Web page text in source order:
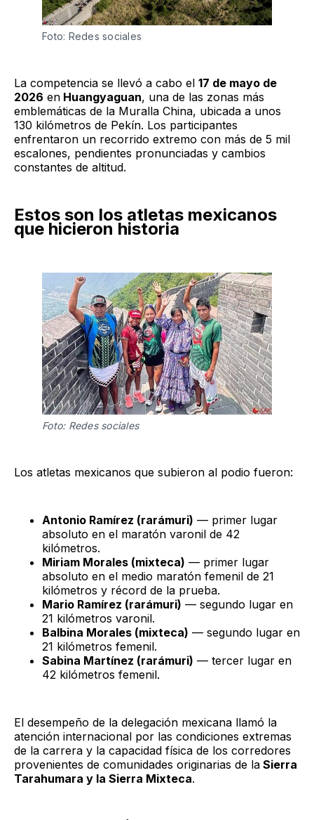
Foto: Redes sociales
La competencia se llevó a cabo el 17 de mayo de
2026 en Huangyaguan, una de las zonas más
emblemáticas de la Muralla China, ubicada a unos
130 kilómetros de Pekín. Los participantes
enfrentaron un recorrido extremo con más de 5 mil
escalones, pendientes pronunciadas y cambios
constantes de altitud.
Estos son los atletas mexicanos
que hicieron historia
Foto: Redes sociales
Los atletas mexicanos que subieron al podio fueron:
Antonio Ramírez (rarámuri) — primer lugar
absoluto en el maratón varonil de 42
kilómetros.
Miriam Morales (mixteca) — primer lugar
absoluto en el medio maratón femenil de 21
kilómetros y récord de la prueba.
Mario Ramírez (rarámuri) — segundo lugar en
21 kilómetros varonil.
Balbina Morales (mixteca) — segundo lugar en
21 kilómetros femenil.
Sabina Martínez (rarámuri) — tercer lugar en
42 kilómetros femenil.
El desempeño de la delegación mexicana llamó la
atención internacional por las condiciones extremas
de la carrera y la capacidad física de los corredores
provenientes de comunidades originarias de la Sierra
Tarahumara y la Sierra Mixteca.